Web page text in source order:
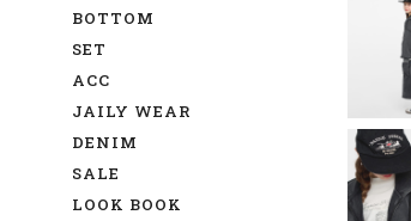
BOTTOM
SET
ACC
JAILY WEAR
DENIM
SALE
LOOK BOOK